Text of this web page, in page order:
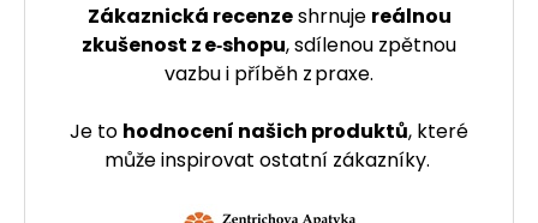
Zákaznická recenzeshrnuje reálnou
zkušenost z e‑shopu, sdílenou zpětnou
vazbu i příběh z praxe.
Je to hodnocení našich produktů, které
může inspirovat ostatní zákazníky.